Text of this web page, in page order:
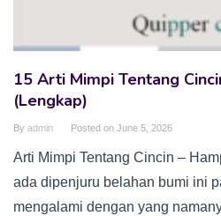
15 Arti Mimpi Tentang
(Lengkap)
By admin Posted on June 5, 2026
Arti Mimpi Tentang Cincin –
ada dipenjuru belahan bumi ini
mengalami dengan yang